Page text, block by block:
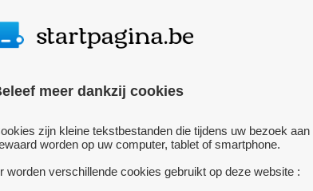
meer dankzij cookies
zijn kleine tekstbestanden die tijdens uw bezoek aan
worden op uw computer, tablet of smartphone.
worden verschillende cookies gebruikt op deze website :
+32.470 552 452